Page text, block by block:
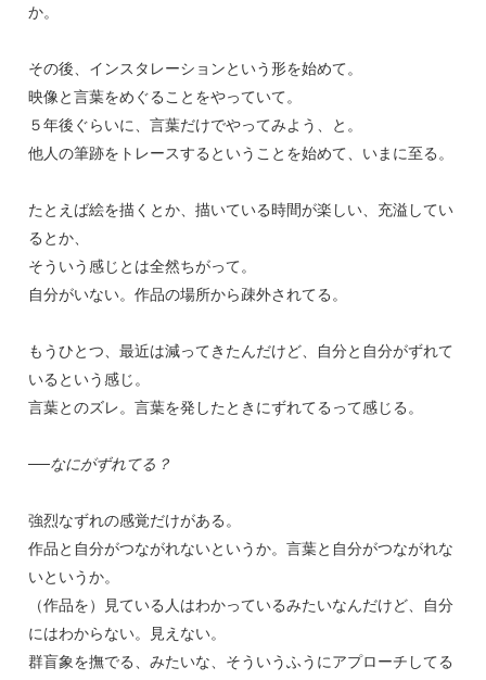
か。
その後、インスタレーションという形を始めて。
映像と言葉をめぐることをやっていて。
５年後ぐらいに、言葉だけでやってみよう、と。
他人の筆跡をトレースするということを始めて、いまに至る。
たとえば絵を描くとか、描いている時間が楽しい、充溢してい
るとか、
そういう感じとは全然ちがって。
自分がいない。作品の場所から疎外されてる。
もうひとつ、最近は減ってきたんだけど、自分と自分がずれて
いるという感じ。
言葉とのズレ。言葉を発したときにずれてるって感じる。
──なにがずれてる？
強烈なずれの感覚だけがある。
作品と自分がつながれないというか。言葉と自分がつながれな
いというか。
（作品を）見ている人はわかっているみたいなんだけど、自分
にはわからない。見えない。
群盲象を撫でる、みたいな、そういうふうにアプローチしてる